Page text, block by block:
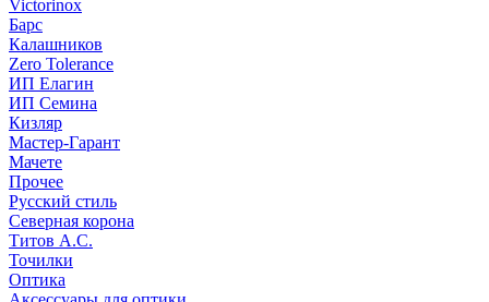
Victorinox
Барс
Калашников
Zero Tolerance
ИП Елагин
ИП Семина
Кизляр
Мастер-Гарант
Мачете
Прочее
Русский стиль
Северная корона
Титов А.С.
Точилки
Оптика